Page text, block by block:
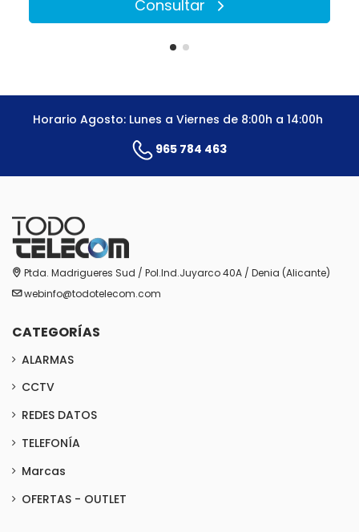
Consultar
Horario Agosto: Lunes a Viernes de 8:00h a 14:00h
965 784 463
Ptda. Madrigueres Sud / Pol.Ind.Juyarco 40A / Denia (Alicante)
webinfo@todotelecom.com
CATEGORÍAS
ALARMAS
CCTV
REDES DATOS
TELEFONÍA
Marcas
OFERTAS - OUTLET